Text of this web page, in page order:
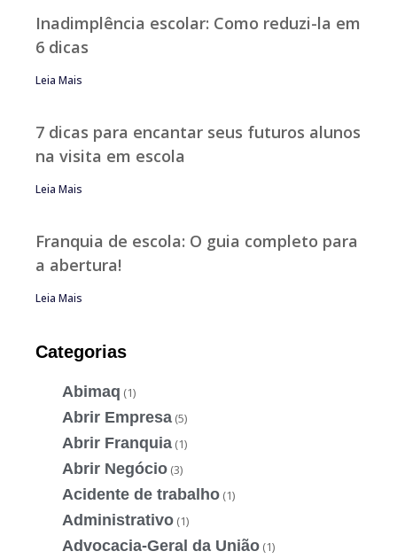
Inadimplência escolar: Como reduzi-la em
6 dicas
Leia Mais
7 dicas para encantar seus futuros alunos
na visita em escola
Leia Mais
Franquia de escola: O guia completo para
a abertura!
Leia Mais
Categorias
Abimaq (1)
Abrir Empresa (5)
Abrir Franquia (1)
Abrir Negócio (3)
Acidente de trabalho (1)
Administrativo (1)
Advocacia-Geral da União (1)